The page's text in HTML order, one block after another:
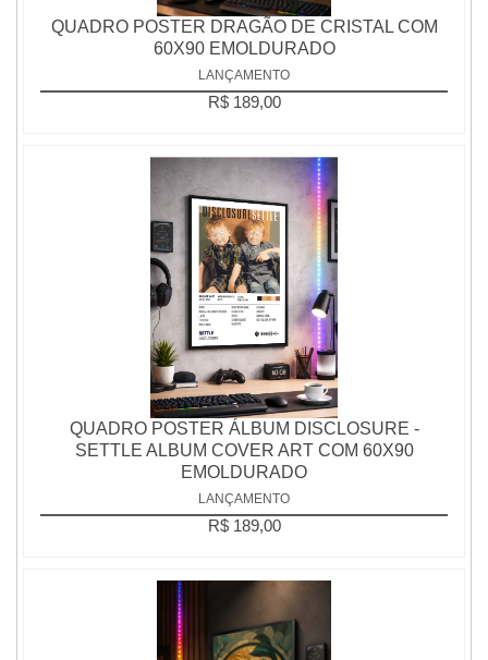
QUADRO POSTER DRAGÃO DE CRISTAL COM
60X90 EMOLDURADO
LANÇAMENTO
R$ 189,00
QUADRO POSTER ÁLBUM DISCLOSURE -
SETTLE ALBUM COVER ART COM 60X90
EMOLDURADO
LANÇAMENTO
R$ 189,00